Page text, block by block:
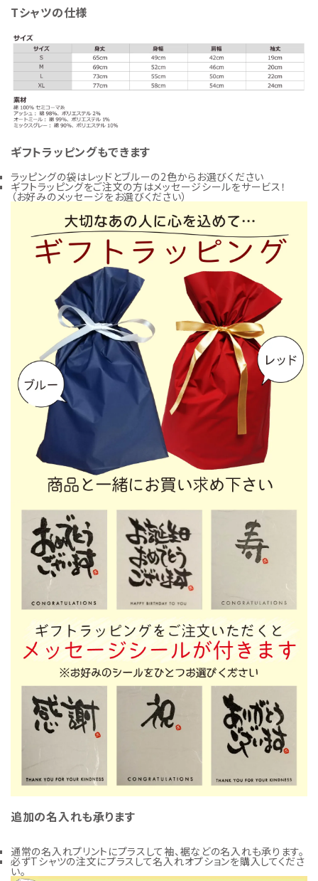
Tシャツの仕様
ギフトラッピングもできます
ラッピングの袋はレッドとブルーの2色からお選びください
ギフトラッピングをご注文の方はメッセージシールをサービス！
（お好みのメッセージをお選びください）
追加の名入れも承ります
通常の名入れプリントにプラスして袖、裾などの名入れも承ります。
必ずTシャツの注文にプラスして名入れオプションを購入してくださ
い。